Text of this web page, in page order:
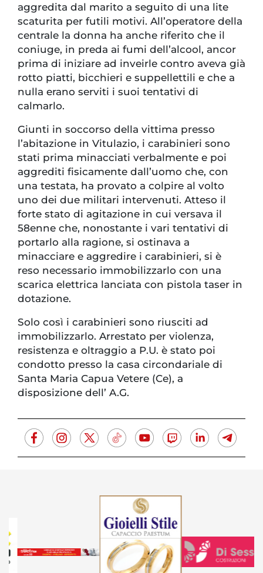
aggredita dal marito a seguito di una lite
scaturita per futili motivi. All’operatore della
centrale la donna ha anche riferito che il
coniuge, in preda ai fumi dell’alcool, ancor
prima di iniziare ad inveirle contro aveva già
rotto piatti, bicchieri e suppellettili e che a
nulla erano serviti i suoi tentativi di
calmarlo.
Giunti in soccorso della vittima presso
l’abitazione in Vitulazio, i carabinieri sono
stati prima minacciati verbalmente e poi
aggrediti fisicamente dall’uomo che, con
una testata, ha provato a colpire al volto
uno dei due militari intervenuti. Atteso il
forte stato di agitazione in cui versava il
58enne che, nonostante i vari tentativi di
portarlo alla ragione, si ostinava a
minacciare e aggredire i carabinieri, si è
reso necessario immobilizzarlo con una
scarica elettrica lanciata con pistola taser in
dotazione.
Solo così i carabinieri sono riusciti ad
immobilizzarlo. Arrestato per violenza,
resistenza e oltraggio a P.U. è stato poi
condotto presso la casa circondariale di
Santa Maria Capua Vetere (Ce), a
disposizione dell’ A.G.